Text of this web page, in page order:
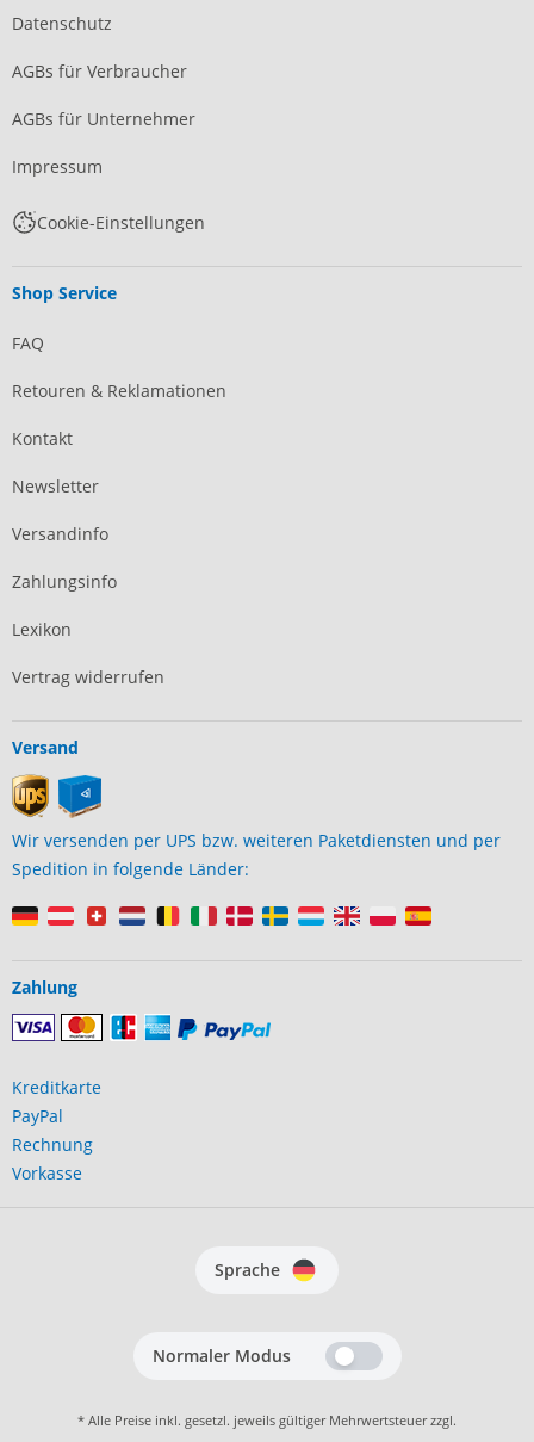
Datenschutz
AGBs für Verbraucher
AGBs für Unternehmer
Impressum
Cookie-Einstellungen
Shop Service
FAQ
Retouren & Reklamationen
Kontakt
Newsletter
Versandinfo
Zahlungsinfo
Lexikon
Vertrag widerrufen
Versand
Wir versenden per UPS bzw. weiteren Paketdiensten und per
Spedition in folgende Länder:
Zahlung
Kreditkarte
PayPal
Rechnung
Vorkasse
Sprache
Normaler Modus
* Alle Preise inkl. gesetzl. jeweils gültiger Mehrwertsteuer zzgl.